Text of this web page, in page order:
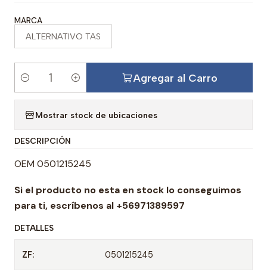
MARCA
ALTERNATIVO TAS
i
d
d
Agregar al Carro
Mostrar stock de ubicaciones
DESCRIPCIÓN
OEM 0501215245
Si el producto no esta en stock lo conseguimos
para ti, escríbenos al +56971389597
DETALLES
ZF: 0501215245